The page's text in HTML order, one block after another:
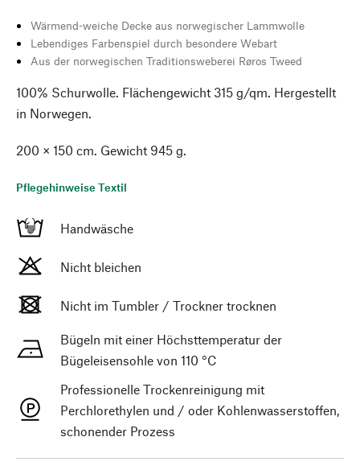
Wärmend-weiche Decke aus norwegischer Lammwolle
Lebendiges Farbenspiel durch besondere Webart
Aus der norwegischen Traditionsweberei Røros Tweed
100% Schurwolle. Flächengewicht 315 g/qm. Hergestellt
in Norwegen.
200 × 150 cm. Gewicht 945 g.
Pflegehinweise Textil
Handwäsche
Nicht bleichen
Nicht im Tumbler / Trockner trocknen
Bügeln mit einer Höchsttemperatur der
Bügeleisensohle von 110 °C
Professionelle Trockenreinigung mit
Perchlorethylen und / oder Kohlenwasserstoffen,
schonender Prozess